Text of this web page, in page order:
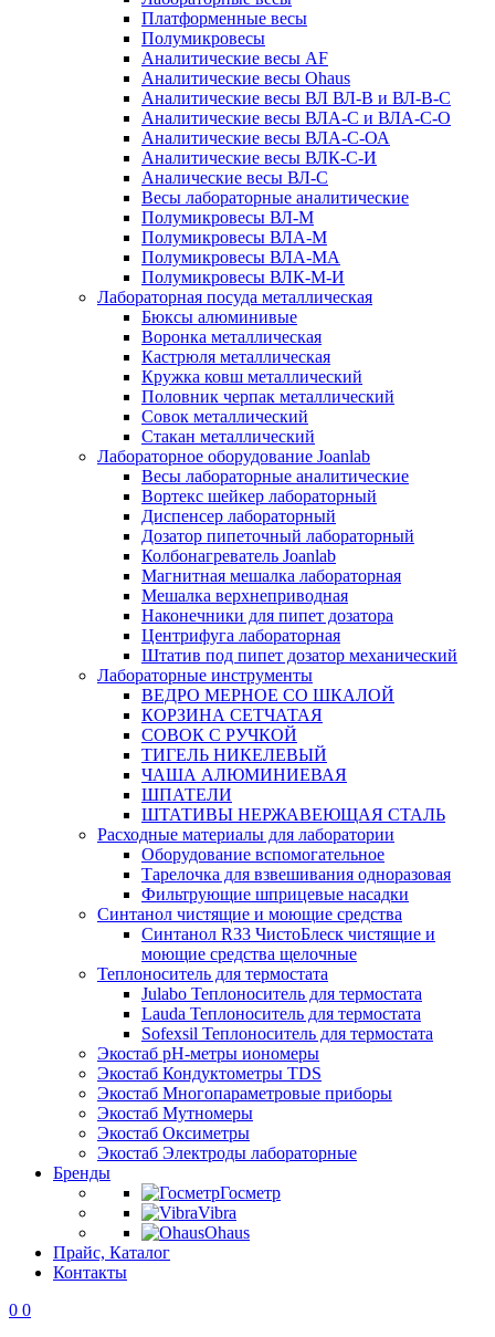
Платформенные весы
Полумикровесы
Аналитические весы AF
Аналитические весы Ohaus
Аналитические весы ВЛ ВЛ-В и ВЛ-В-С
Аналитические весы ВЛА-С и ВЛА-С-О
Аналитические весы ВЛА-С-ОА
Аналитические весы ВЛК-С-И
Аналические весы ВЛ-С
Весы лабораторные аналитические
Полумикровесы ВЛ-М
Полумикровесы ВЛА-М
Полумикровесы ВЛА-МА
Полумикровесы ВЛК-М-И
Лабораторная посуда металлическая
Бюксы алюминивые
Воронка металлическая
Кастрюля металлическая
Кружка ковш металлический
Половник черпак металлический
Совок металлический
Стакан металлический
Лабораторное оборудование Joanlab
Весы лабораторные аналитические
Вортекс шейкер лабораторный
Диспенсер лабораторный
Дозатор пипеточный лабораторный
Колбонагреватель Joanlab
Магнитная мешалка лабораторная
Мешалка верхнеприводная
Наконечники для пипет дозатора
Центрифуга лабораторная
Штатив под пипет дозатор механический
Лабораторные инструменты
ВЕДРО МЕРНОЕ СО ШКАЛОЙ
КОРЗИНА СЕТЧАТАЯ
СОВОК С РУЧКОЙ
ТИГЕЛЬ НИКЕЛЕВЫЙ
ЧАША АЛЮМИНИЕВАЯ
ШПАТЕЛИ
ШТАТИВЫ НЕРЖАВЕЮЩАЯ СТАЛЬ
Расходные материалы для лаборатории
Оборудование вспомогательное
Тарелочка для взвешивания одноразовая
Фильтрующие шприцевые насадки
Синтанол чистящие и моющие средства
Синтанол R33 ЧистоБлеск чистящие и
моющие средства щелочные
Теплоноситель для термостата
Julabo Теплоноситель для термостата
Lauda Теплоноситель для термостата
Sofexsil Теплоноситель для термостата
Экостаб pH-метры иономеры
Экостаб Кондуктометры TDS
Экостаб Многопараметровые приборы
Экостаб Мутномеры
Экостаб Оксиметры
Экостаб Электроды лабораторные
Бренды
Госметр
Vibra
Ohaus
Прайс, Каталог
Контакты
0 0